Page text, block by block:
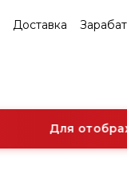
Доставка
Для